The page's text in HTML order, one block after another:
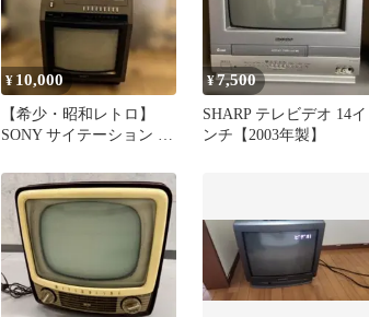
¥ 10,000
【希少・昭和レトロ】
SONY サイテーション ト
¥7,500
SHARP テレビデオ 14イ
ンチ【2003年製】